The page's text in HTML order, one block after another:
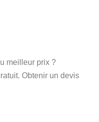
meilleur prix ?
Obtenir un devis